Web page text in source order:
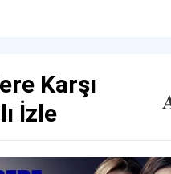
Karşı
İzle